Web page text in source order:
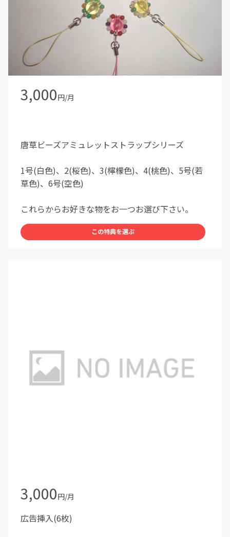
3,000円/月
唐草ビーズアミュレットストラップシリーズ
1号(白色)、2(桜色)、3(檸檬色)、4(桃色)、5号(若
草色)、6号(空色)
これらからお好きな物をお一つお選び下さい。
この特典を選ぶ
3,000円/月
広告挿入(6枚)